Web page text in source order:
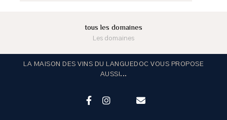
tous les domaines
Les domaines
LA MAISON DES VINS DU LANGUEDOC VOUS PROPOSE
AUSSI...